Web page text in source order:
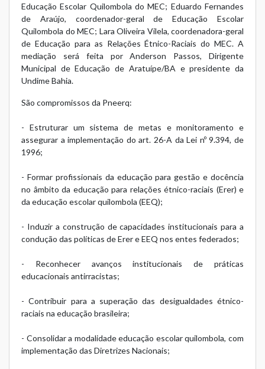
Educação Escolar Quilombola do MEC; Eduardo Fernandes
de Araújo, coordenador-geral de Educação Escolar
Quilombola do MEC; Lara Oliveira Vilela, coordenadora-geral
de Educação para as Relações Étnico-Raciais do MEC. A
mediação será feita por Anderson Passos, Dirigente
Municipal de Educação de Aratuípe/BA e presidente da
Undime Bahia.
São compromissos da Pneerq:
- Estruturar um sistema de metas e monitoramento e
assegurar a implementação do art. 26-A da Lei nº 9.394, de
1996;
- Formar profissionais da educação para gestão e docência
no âmbito da educação para relações étnico-raciais (Erer) e
da educação escolar quilombola (EEQ);
- Induzir a construção de capacidades institucionais para a
condução das políticas de Erer e EEQ nos entes federados;
- Reconhecer avanços institucionais de práticas
educacionais antirracistas;
- Contribuir para a superação das desigualdades étnico-
raciais na educação brasileira;
- Consolidar a modalidade educação escolar quilombola, com
implementação das Diretrizes Nacionais;